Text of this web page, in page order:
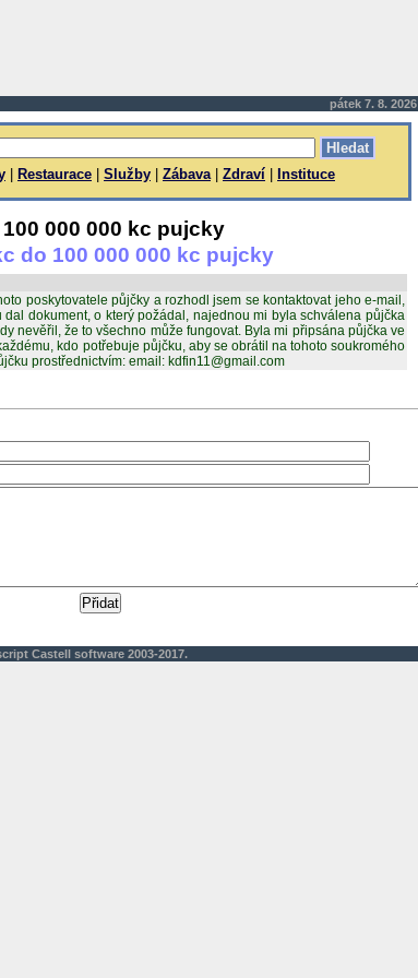
pátek 7. 8. 2026
Restaurace Služby Zábava| Zdraví Instituce
000 000 kc pujcky
do 100 000 000 kc pujcky
poskytovatele půjčky a rozhodl jsem se kontaktovat jeho e-mail,
dal dokument, o který požádal, najednou mi byla schválena půjčka
nevěřil, že to všechno může fungovat. Byla mi připsána půjčka ve
kdo potřebuje půjčku, aby se obrátil na tohoto soukromého
prostřednictvím: email: kdfin11@gmail.com
Castell software 2003-2017.